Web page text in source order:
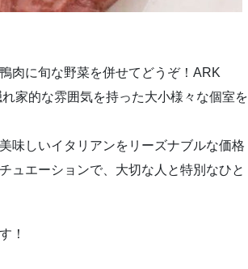
肉に旬な野菜を併せてどうぞ！ARK
家的な雰囲気を持った大小様々な個室を
味しいイタリアンをリーズナブルな価格
ュエーションで、大切な人と特別なひと
！